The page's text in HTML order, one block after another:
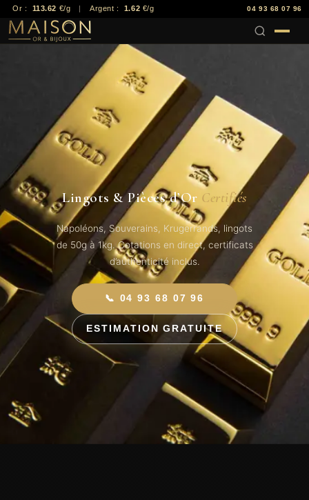
Or : 113.62 €/g | Argent : 1.62 €/g 04 93 68 07 96
Lingots & Pièces d’Or Certifiés
Napoléons, Souverains, Krugerrands, lingots
de 50g à 1kg. Cotations en direct, certificats
d’authenticité inclus.
📞 04 93 68 07 96
ESTIMATION GRATUITE